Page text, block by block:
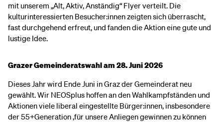
mit unserem „Alt, Aktiv, Anständig“ Flyer verteilt. Die
kulturinteressierten Besucher:innen zeigten sich überrascht,
fast durchgehend erfreut, und fanden die Aktion eine gute und
lustige Idee.
Grazer Gemeinderatswahl am 28. Juni 2026
Dieses Jahr wird Ende Juni in Graz der Gemeinderat neu
gewählt. Wir NEOSplus hoffen an den Wahlkampfständen und
Aktionen viele liberal eingestellte Bürger:innen, insbesondere
der 55+Generation ,für unsere Anliegen gewinnen zu können